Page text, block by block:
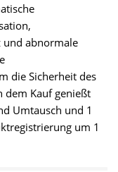
und abnormale
die Sicherheit des
dem Kauf genießt
Umtausch und 1
um 1